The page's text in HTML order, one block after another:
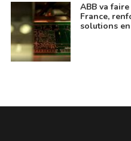
ABB va
France,
solutions